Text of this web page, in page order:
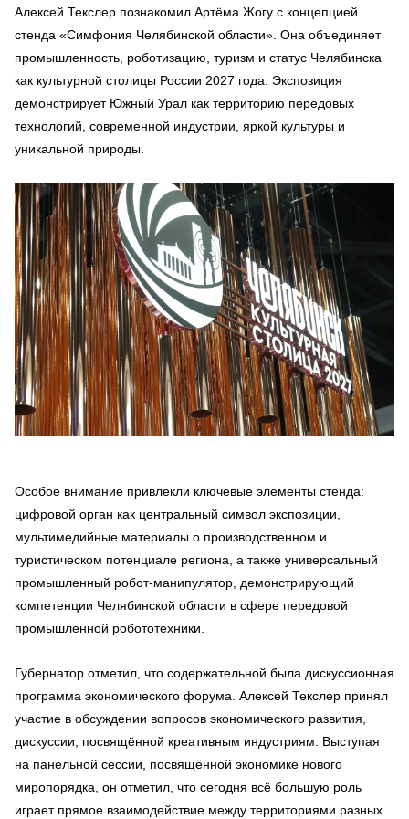
Алексей Текслер познакомил Артёма Жогу с концепцией
стенда «Симфония Челябинской области». Она объединяет
промышленность, роботизацию, туризм и статус Челябинска
как культурной столицы России 2027 года. Экспозиция
демонстрирует Южный Урал как территорию передовых
технологий, современной индустрии, яркой культуры и
уникальной природы.
Особое внимание привлекли ключевые элементы стенда:
цифровой орган как центральный символ экспозиции,
мультимедийные материалы о производственном и
туристическом потенциале региона, а также универсальный
промышленный робот-манипулятор, демонстрирующий
компетенции Челябинской области в сфере передовой
промышленной робототехники.
Губернатор отметил, что содержательной была дискуссионная
программа экономического форума. Алексей Текслер принял
участие в обсуждении вопросов экономического развития,
дискуссии, посвящённой креативным индустриям. Выступая
на панельной сессии, посвящённой экономике нового
миропорядка, он отметил, что сегодня всё большую роль
играет прямое взаимодействие между территориями разных